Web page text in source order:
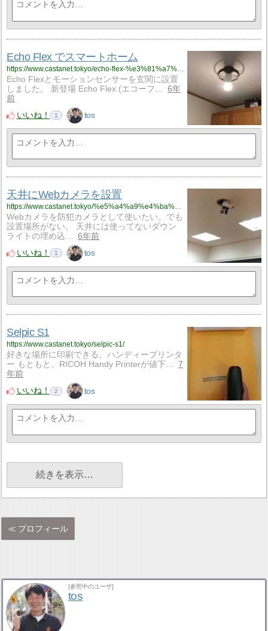
Echo Flex でスマートホーム
Echo Flexとモーションセンサーを玄関に設置
しました。 新登場 Echo Flex (エコーフ…
6年
前
いいね！
1 tos
天井にWebカメラを設置
https://www.castanet.tokyo/%e5%a4%a9%e4%ba%95%e3%81%abweb%e3%82%ab%e3%83%a1%e3%83%a9%e3%82%92%e8%a8%ad%e7%bd%ae/
Webカメラを防犯カメラとして使いたい。でも
設置場所がない。 天井には使ってないダウン
ライトの埋め込…
6年前
いいね！
1 tos
Selpic S1
https://www.castanet.tokyo/selpic-s1/
好きな場所に印刷できる、ハンディープリンタ
ー もともと、RICOH Handy Printerが値下…
7
年前
いいね！
2 tos
続きを表示…
プロフィール
[参照中のユーザ]
tos